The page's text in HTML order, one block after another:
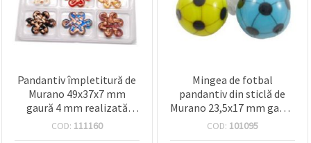
Pandantiv împletitură de
Murano 49x37x7 mm
gaură 4 mm realizată
manual MIX
COD: 111160
Mingea de fotbal
pandantiv din sticlă de
Murano 23,5x17 mm gaură
2,5 mm ASORTE
COD: 101095